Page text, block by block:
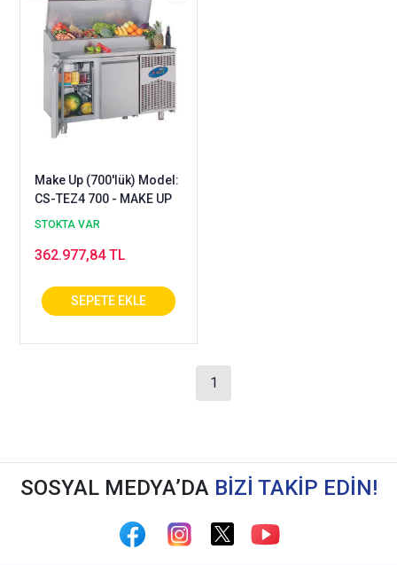
Make Up (700'lük) Model:
CS-TEZ4 700 - MAKE UP
STOKTA VAR
362.977,84 TL
1
SOSYAL MEDYA’DA BİZİ TAKİP EDİN!